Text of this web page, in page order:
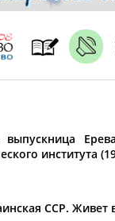
института
ССР. Живет